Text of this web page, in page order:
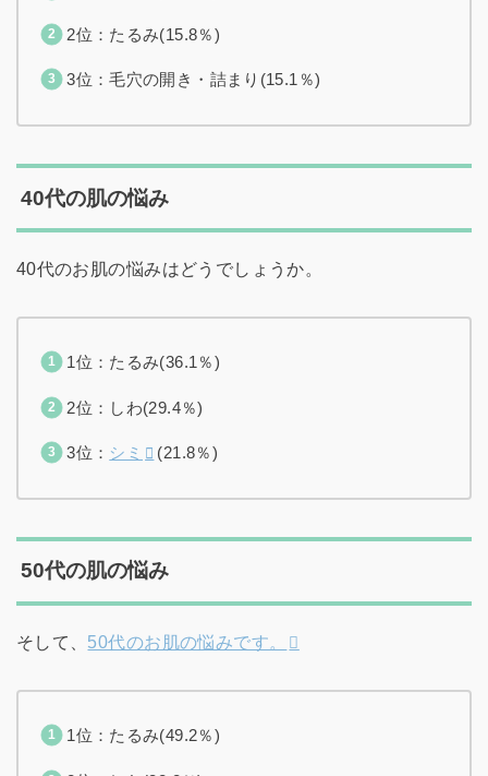
2位：たるみ(15.8％)
3位：毛穴の開き・詰まり(15.1％)
40代の肌の悩み
40代のお肌の悩みはどうでしょうか。
1位：たるみ(36.1％)
2位：しわ(29.4％)
3位： シミ (21.8％)
50代の肌の悩み
そして、 50代のお肌の悩みです。
1位：たるみ(49.2％)